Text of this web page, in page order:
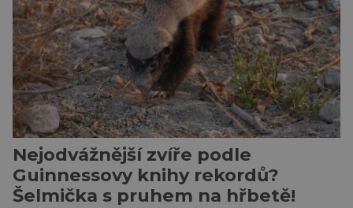
a samy také vydávají zvuky […]
Nejodvážnější zvíře podle
Guinnessovy knihy rekordů?
Šelmička s pruhem na hřbetě!